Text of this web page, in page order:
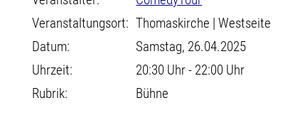
Veranstaltungsort: Thomaskirche | Westseite
Datum:
Samstag, 26.04.2025
Uhrzeit:
20:30 Uhr - 22:00 Uhr
Rubrik:
Bühne